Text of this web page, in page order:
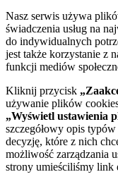
Nasz serwis używa
świadczenia usług na
do indywidualnych
jest także korzystanie z
funkcji mediów
Kliknij przycisk
używanie plików
„Wyświetl ustawienia
szczegółowy opis
decyzję, które z nich
możliwość zarządzania
strony umieściliśmy link